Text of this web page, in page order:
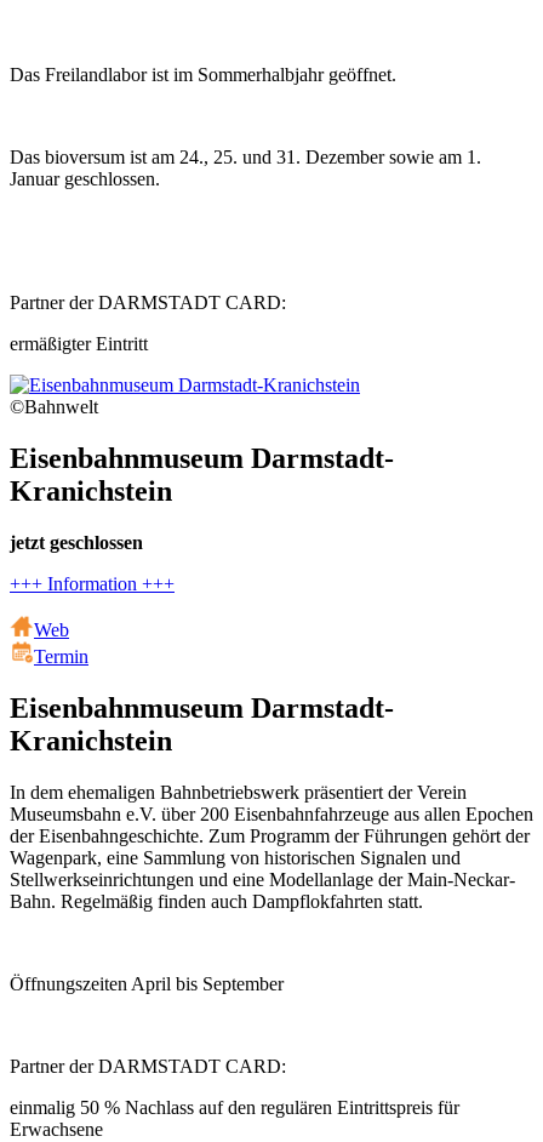
Das Freilandlabor ist im Sommerhalbjahr geöffnet.
Das bioversum ist am 24., 25. und 31. Dezember sowie am 1.
Januar geschlossen.
Partner der DARMSTADT CARD:
ermäßigter Eintritt
©Bahnwelt
Eisenbahnmuseum Darmstadt-
Kranichstein
jetzt geschlossen
+++ Information +++
Web
Termin
Eisenbahnmuseum Darmstadt-
Kranichstein
In dem ehemaligen Bahnbetriebswerk präsentiert der Verein
Museumsbahn e.V. über 200 Eisenbahnfahrzeuge aus allen Epochen
der Eisenbahngeschichte. Zum Programm der Führungen gehört der
Wagenpark, eine Sammlung von historischen Signalen und
Stellwerkseinrichtungen und eine Modellanlage der Main-Neckar-
Bahn. Regelmäßig finden auch Dampflokfahrten statt.
Öffnungszeiten April bis September
Partner der DARMSTADT CARD:
einmalig 50 % Nachlass auf den regulären Eintrittspreis für
Erwachsene